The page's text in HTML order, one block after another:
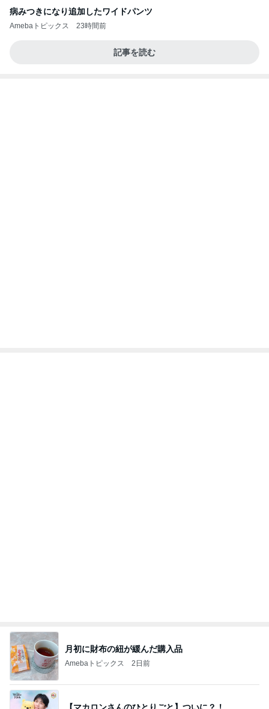
病みつきになり追加したワイドパンツ
Amebaトピックス 23時間前
記事を読む
月初に財布の紐が緩んだ購入品
Amebaトピックス 2日前
【マカロンさんのひとりごと】ついに？！